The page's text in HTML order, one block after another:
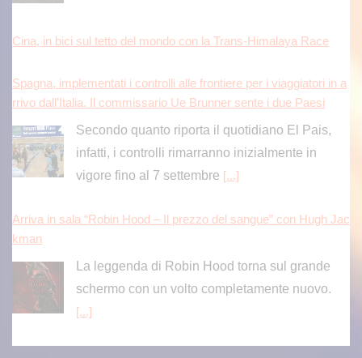
Cina, in bici sul tetto del mondo con la Trans-Himalaya Race
Spagna, implementati i controlli alle frontiere per i viaggiatori in a
rrivo dall’Italia. Il commissario Ue Brunner sente i due Paesi
Secondo quanto riporta il quotidiano El Pais,
infatti, i controlli rimarranno inizialmente in
vigore fino al 7 settembre [...]
Arriva in sala “Robin Hood – Il prezzo del sangue” con Hugh Jac
kman
La leggenda di Robin Hood torna sul grande
schermo con un volto completamente nuovo.
[...]